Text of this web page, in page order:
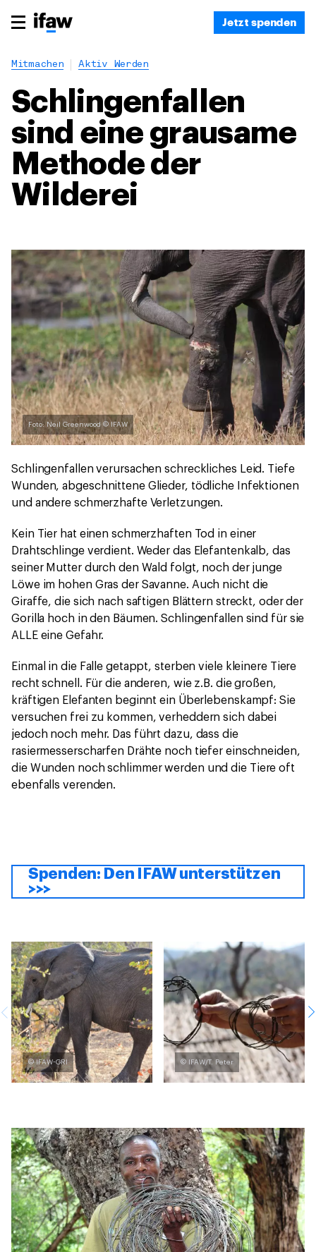
Jetzt spenden
Mitmachen Aktiv Werden
Schlingenfallen
sind eine grausame
Methode der
Wilderei
Foto: Neil Greenwood © IFAW
Schlingenfallen verursachen schreckliches Leid. Tiefe
Wunden, abgeschnittene Glieder, tödliche Infektionen
und andere schmerzhafte Verletzungen.
Kein Tier hat einen schmerzhaften Tod in einer
Drahtschlinge verdient. Weder das Elefantenkalb, das
seiner Mutter durch den Wald folgt, noch der junge
Löwe im hohen Gras der Savanne. Auch nicht die
Giraffe, die sich nach saftigen Blättern streckt, oder der
Gorilla hoch in den Bäumen. Schlingenfallen sind für sie
ALLE eine Gefahr.
Einmal in die Falle getappt, sterben viele kleinere Tiere
recht schnell. Für die anderen, wie z.B. die großen,
kräftigen Elefanten beginnt ein Überlebenskampf: Sie
versuchen frei zu kommen, verheddern sich dabei
jedoch noch mehr. Das führt dazu, dass die
rasiermesserscharfen Drähte noch tiefer einschneiden,
die Wunden noch schlimmer werden und die Tiere oft
ebenfalls verenden.
Spenden: Den IFAW unterstützen
>>>
© IFAW-GRI © IFAW/T. Peter